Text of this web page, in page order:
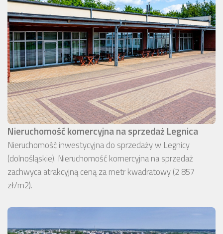
Nieruchomość komercyjna na sprzedaż Legnica
Nieruchomość inwestycyjna do sprzedaży w Legnicy
(dolnośląskie). Nieruchomość komercyjna na sprzedaż
zachwyca atrakcyjną ceną za metr kwadratowy (2 857
zł/m2).